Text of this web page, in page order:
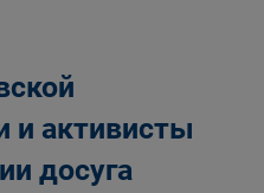
и активисты
досуга